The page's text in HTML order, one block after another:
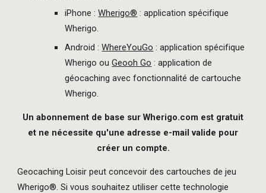
iPhone :Wherigo® : application spécifique
Wherigo.
Android :WhereYouGo : application spécifique
Wherigo ouGeooh Go : application de
géocaching avec fonctionnalité de cartouche
Wherigo.
Un abonnement de base sur Wherigo.com est gratuit
et ne nécessite qu'une adresse e-mail valide pour
créer un compte.
Geocaching Loisir peut concevoir des cartouches de jeu
Wherigo®. Si vous souhaitez utiliser cette technologie